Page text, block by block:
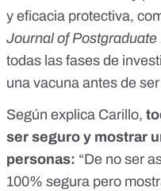
y eficacia protectiva,
Journal of Postgraduate
todas las fases de
una vacuna antes de
Según explica Carillo,
ser seguro y mostrar
personas: “De no ser
100% segura pero